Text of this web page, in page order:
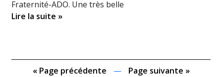
Fraternité-ADO. Une très belle
Lire la suite »
« Page précédente — Page suivante »